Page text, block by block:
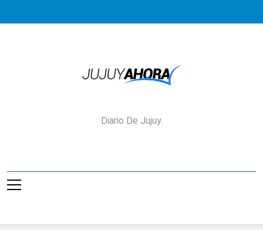
Jujuy Ahora!
Diario De Jujuy.